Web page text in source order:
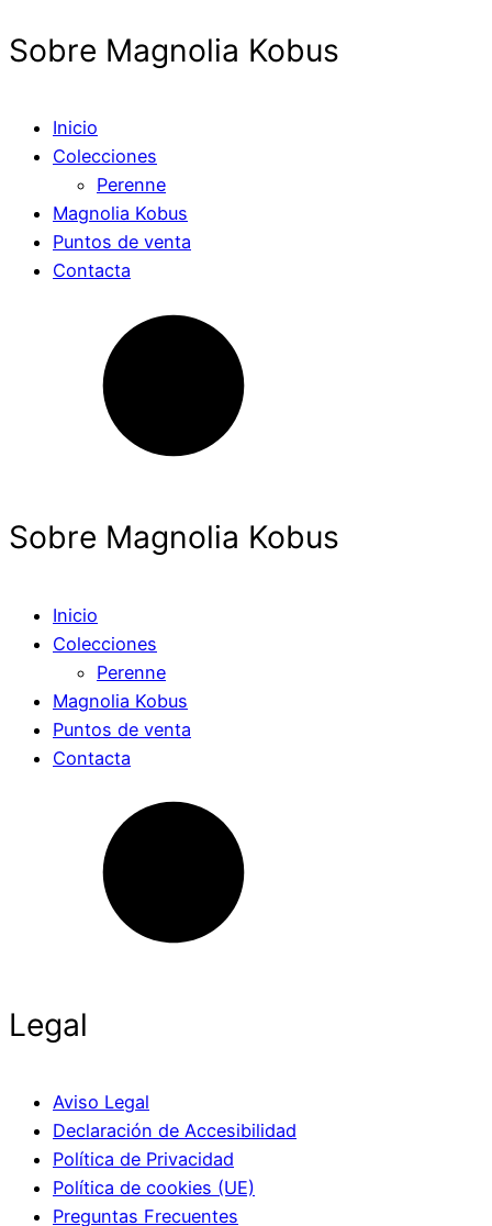
Sobre Magnolia Kobus
Inicio
Colecciones
Perenne
Magnolia Kobus
Puntos de venta
Contacta
Sobre Magnolia Kobus
Inicio
Colecciones
Perenne
Magnolia Kobus
Puntos de venta
Contacta
Legal
Aviso Legal
Declaración de Accesibilidad
Política de Privacidad
Política de cookies (UE)
Preguntas Frecuentes